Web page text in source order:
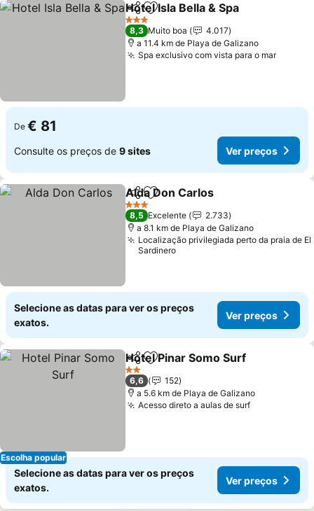
PartilharAdicionar aos favoritos
Hotel Isla Bella & Spa
3 Estrelas
8,3 Muito boa
4.017
a 11.4 km de Playa de Galizano
Spa exclusivo com vista para o mar
De € 81
Consulte os preços de 9 sites Ver preços
PartilharAdicionar aos favoritos
Alda Don Carlos
3 Estrelas
8,5 Excelente
2.733
a 8.1 km de Playa de Galizano
Localização privilegiada perto da praia de El
Sardinero
Selecione as datas para ver os preços
exatos.
Ver preços
Escolha popular
PartilharAdicionar aos favoritos
Hotel Pinar Somo Surf
2 Estrelas
6,6
152
a 5.6 km de Playa de Galizano
Acesso direto a aulas de surf
Selecione as datas para ver os preços
exatos.
Ver preços